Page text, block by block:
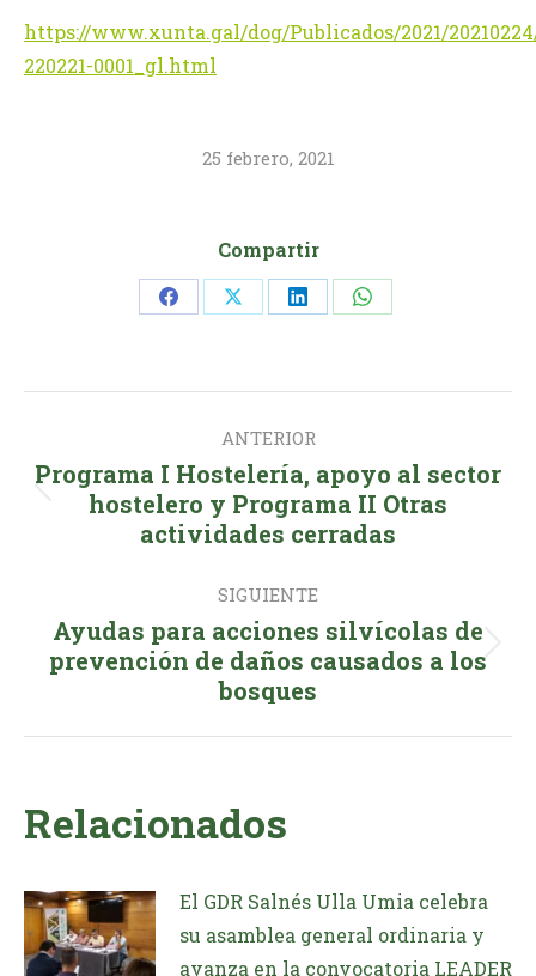
https://www.xunta.gal/dog/Publicados/2021/
220221-0001_gl.html
25 febrero, 2021
Compartir
Share Share Share Share
entre
publicaciones
ANTERIOR
Publicación
anterior:
Programa I Hostelería, apoyo al sector
hostelero y Programa II Otras
actividades cerradas
SIGUIENTE
Publicación
siguiente:
Ayudas para acciones silvícolas de
prevención de daños causados a los
bosques
Relacionados
El GDR Salnés Ulla Umia celebra
su asamblea general ordinaria y
avanza en la convocatoria LEADER